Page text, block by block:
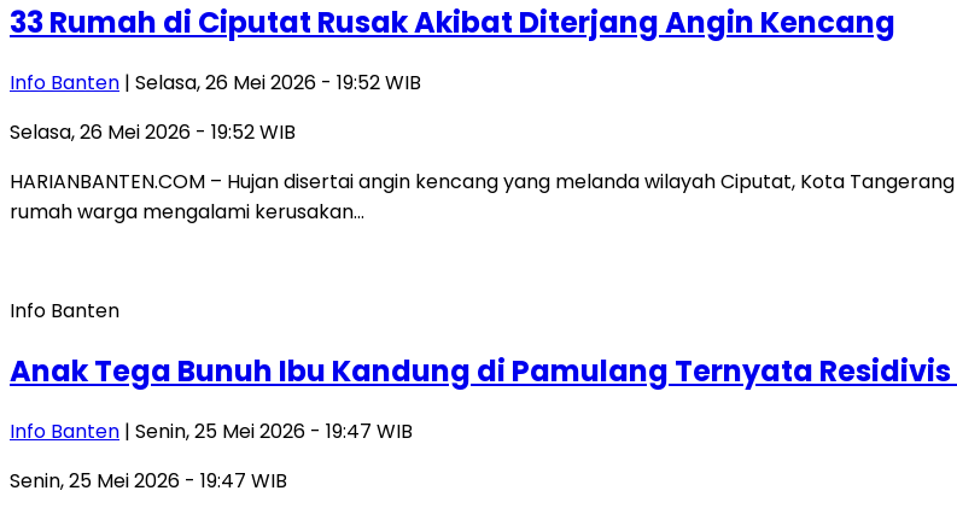
33 Rumah di Ciputat Rusak Akibat Diterjang Angin Kencang
Info Banten | Selasa, 26 Mei 2026 - 19:52 WIB
Selasa, 26 Mei 2026 - 19:52 WIB
HARIANBANTEN.COM – Hujan disertai angin kencang yang melanda wilayah Ciputat, Kota
rumah warga mengalami kerusakan…
Info Banten
Anak Tega Bunuh Ibu Kandung di Pamulang Ternyata
Info Banten | Senin, 25 Mei 2026 - 19:47 WIB
Senin, 25 Mei 2026 - 19:47 WIB